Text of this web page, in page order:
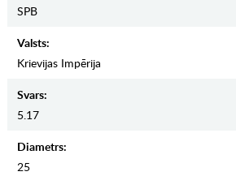
SPB
Valsts:
Krievijas Impērija
Svars:
5.17
Diametrs:
25